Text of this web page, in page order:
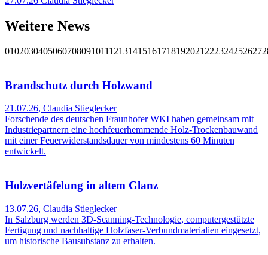
Weitere News
010203040506070809101112131415161718192021 222324252627
Brandschutz durch Holzwand
21.07.26, Claudia Stieglecker
Forschende des deutschen Fraunhofer WKI haben gemeinsam mit
Industriepartnern eine hochfeuerhemmende Holz-Trockenbauwand
mit einer Feuerwiderstandsdauer von mindestens 60 Minuten
entwickelt.
Holzvertäfelung in altem Glanz
13.07.26, Claudia Stieglecker
In Salzburg werden 3D-Scanning-Technologie, computergestützte
Fertigung und nachhaltige Holzfaser-Verbundmaterialien eingesetzt,
um historische Bausubstanz zu erhalten.